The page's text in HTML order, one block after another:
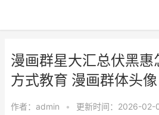
漫画群星大汇总伏黑惠
方式教育 漫画群体头像
作者： admin • 更新时间：2026-02-